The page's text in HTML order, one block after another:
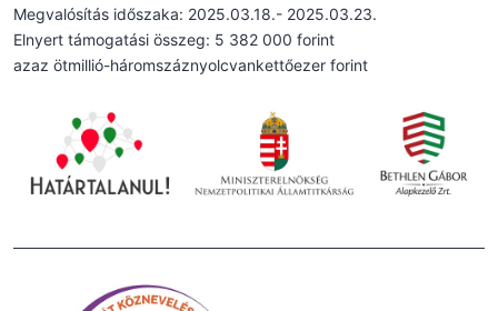
Megvalósítás időszaka: 2025.03.18.- 2025.03.23.
Elnyert támogatási összeg: 5 382 000 forint
azaz ötmillió-háromszáznyolcvankettőezer forint